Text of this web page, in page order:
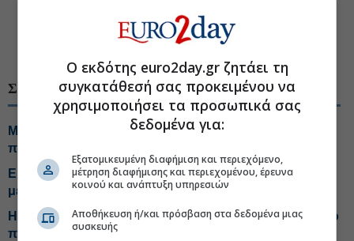
#Τιμή στόχος μετοχής
ΣΧΕΤΙΚΑ ΘΕΜΑΤΑ
Morgan Stanley: Ψήφος εμπιστοσύνης στις τράπεζες,
πού ποντάρει για το Q2
Εκτόξευση κερδών για τη Morgan Stanley, μπαράζ
μεγάλων ντιλ
Η στρατηγική της CrediaBank για την HSBC Μάλτας-Το
παράπονο Καρυστιανού-Παραγγελία «μαμούθ» από
Ο εκδότης euro2day.gr ζητάει τη
συγκατάθεσή σας προκειμένου να
χρησιμοποιήσει τα προσωπικά σας
δεδομένα για:
Εξατομικευμένη διαφήμιση και περιεχόμενο,
μέτρηση διαφήμισης και περιεχομένου, έρευνα
κοινού και ανάπτυξη υπηρεσιών
Αποθήκευση ή/και πρόσβαση στα δεδομένα μιας
συσκευής